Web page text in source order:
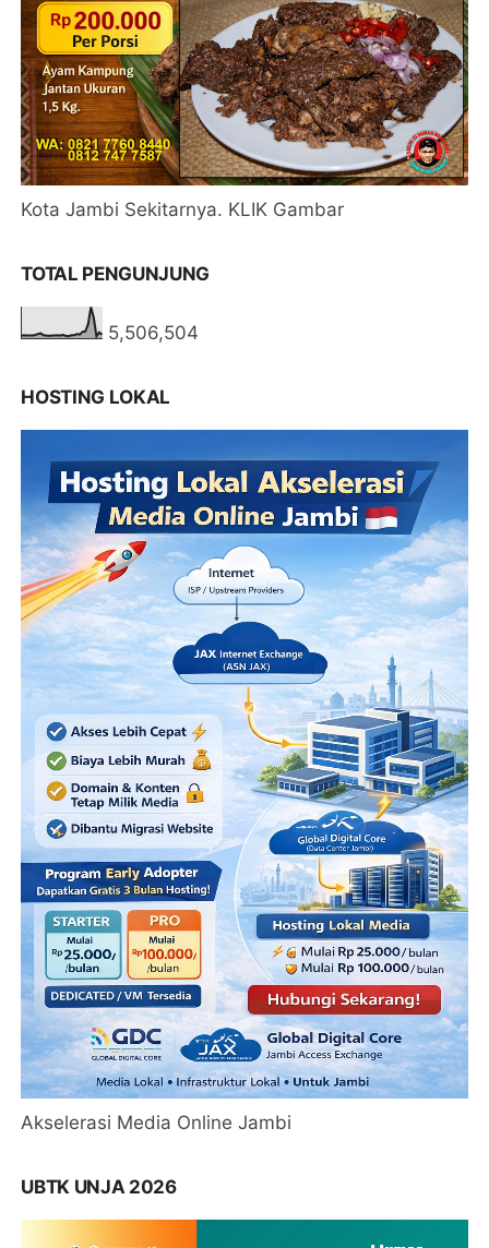
Kota Jambi Sekitarnya. KLIK Gambar
TOTAL PENGUNJUNG
5,506,504
HOSTING LOKAL
Akselerasi Media Online Jambi
UBTK UNJA 2026